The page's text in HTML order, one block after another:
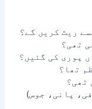
ریٹ کریں گے؟
تھی؟
پوری کی گئیں؟
تھا؟
تھی؟
پانی، جوس)